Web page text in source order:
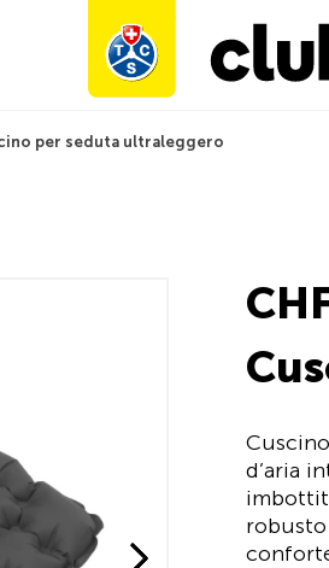
per seduta ultraleggero
d’aria